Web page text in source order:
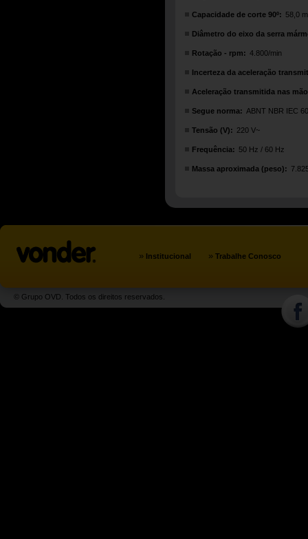
Capacidade de corte 90º: 58,0
Diâmetro do eixo da serra
Rotação - rpm: 4.800/min
Incerteza da aceleração
Aceleração transmitida nas
Segue norma: ABNT NBR IEC
Tensão (V): 220 V~
Frequência: 50 Hz / 60 Hz
Massa aproximada (peso):
» Institucional » Trabalhe Conosco
© Grupo OVD. Todos os direitos reservados.